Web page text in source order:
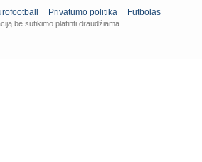
Privatumo politika Futbolas
be sutikimo platinti draudžiama